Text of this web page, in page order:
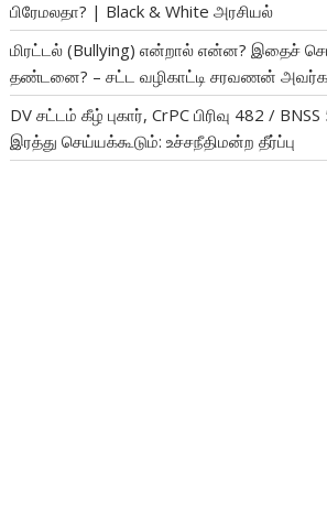
பிரேமலதா? | Black & White அரசியல்
மிரட்டல் (Bullying) என்றால் என்ன? இதைச்
தண்டனை? – சட்ட வழிகாட்டி சரவணன்
DV சட்டம் கீழ் புகார், CrPC பிரிவு 482 /
இரத்து செய்யக்கூடும்: உச்சநீதிமன்ற தீர்ப்பு